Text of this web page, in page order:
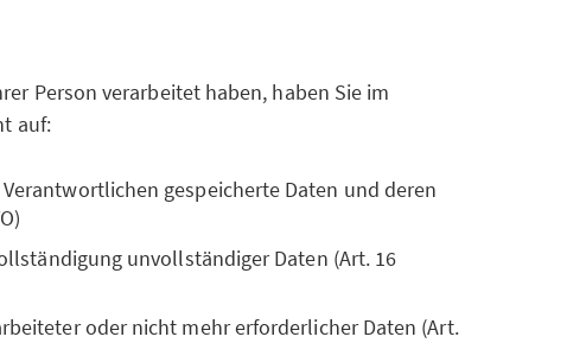
Person verarbeitet haben, haben Sie im
auf:
gespeicherte Daten und deren
unvollständiger Daten (Art. 16
oder nicht mehr erforderlicher Daten (Art.